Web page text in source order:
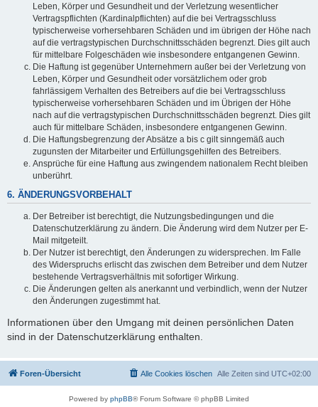
Leben, Körper und Gesundheit und der Verletzung wesentlicher
Vertragspflichten (Kardinalpflichten) auf die bei Vertragsschluss
typischerweise vorhersehbaren Schäden und im übrigen der Höhe nach
auf die vertragstypischen Durchschnittsschäden begrenzt. Dies gilt auch
für mittelbare Folgeschäden wie insbesondere entgangenen Gewinn.
Die Haftung ist gegenüber Unternehmern außer bei der Verletzung von
Leben, Körper und Gesundheit oder vorsätzlichem oder grob
fahrlässigem Verhalten des Betreibers auf die bei Vertragsschluss
typischerweise vorhersehbaren Schäden und im Übrigen der Höhe
nach auf die vertragstypischen Durchschnittsschäden begrenzt. Dies gilt
auch für mittelbare Schäden, insbesondere entgangenen Gewinn.
Die Haftungsbegrenzung der Absätze a bis c gilt sinngemäß auch
zugunsten der Mitarbeiter und Erfüllungsgehilfen des Betreibers.
Ansprüche für eine Haftung aus zwingendem nationalem Recht bleiben
unberührt.
6. ÄNDERUNGSVORBEHALT
Der Betreiber ist berechtigt, die Nutzungsbedingungen und die
Datenschutzerklärung zu ändern. Die Änderung wird dem Nutzer per E-
Mail mitgeteilt.
Der Nutzer ist berechtigt, den Änderungen zu widersprechen. Im Falle
des Widerspruchs erlischt das zwischen dem Betreiber und dem Nutzer
bestehende Vertragsverhältnis mit sofortiger Wirkung.
Die Änderungen gelten als anerkannt und verbindlich, wenn der Nutzer
den Änderungen zugestimmt hat.
Informationen über den Umgang mit deinen persönlichen Daten
sind in der Datenschutzerklärung enthalten.
Foren-Übersicht Alle Zeiten sind UTC+02:00
Alle Cookies löschen
Powered by phpBB® Forum Software © phpBB Limited